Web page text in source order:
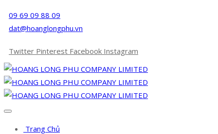
09 69 09 88 09
dat@hoanglongphu.vn
Twitter Pinterest Facebook Instagram
Trang Chủ